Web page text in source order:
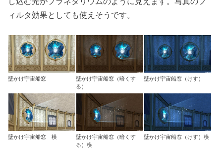
ィルタ効果としても使えそうです。
壁かけ宇宙船窓
壁かけ宇宙船窓（暗くす
る）
壁かけ宇宙船窓（けす）
壁かけ宇宙船窓 横
壁かけ宇宙船窓（暗くす
る）横
壁かけ宇宙船窓（けす）横